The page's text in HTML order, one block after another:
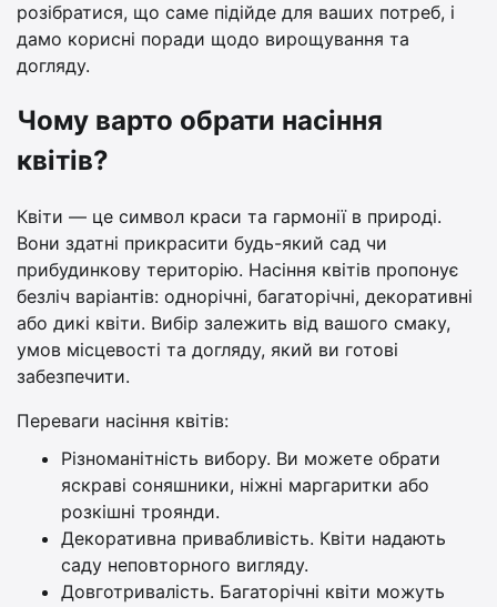
розібратися, що саме підійде для ваших потреб, і
дамо корисні поради щодо вирощування та
догляду.
Чому варто обрати насіння
квітів?
Квіти — це символ краси та гармонії в природі.
Вони здатні прикрасити будь-який сад чи
прибудинкову територію. Насіння квітів пропонує
безліч варіантів: однорічні, багаторічні, декоративні
або дикі квіти. Вибір залежить від вашого смаку,
умов місцевості та догляду, який ви готові
забезпечити.
Переваги насіння квітів:
Різноманітність вибору. Ви можете обрати
яскраві соняшники, ніжні маргаритки або
розкішні троянди.
Декоративна привабливість. Квіти надають
саду неповторного вигляду.
Довготривалість. Багаторічні квіти можуть